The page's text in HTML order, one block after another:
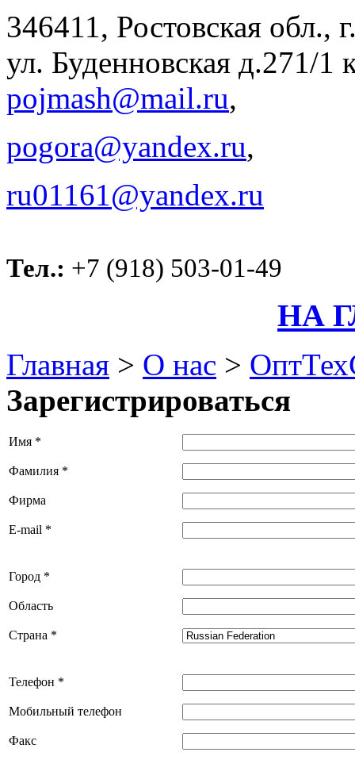
346411, Ростовская обл.,
ул. Буденновская д.271/1
pojmash@mail.ru,
pogora@yandex.ru,
ru01161@yandex.ru
Тел.: +7 (918) 503-01-49
НА
Главная > О нас >
Зарегистрироваться
Имя *
Фамилия *
Фирма
E-mail *
Город *
Область
Страна *
Телефон *
Мобильный телефон
Факс